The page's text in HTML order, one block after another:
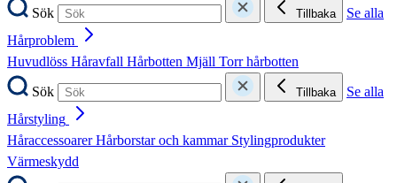
Sök
Tillbaka
Se alla
Hårproblem
Huvudlöss Håravfall Hårbotten Mjäll Torr hårbotten
Sök
Tillbaka
Se alla
Hårstyling
HåraccessoarerHårborstar och kammar Stylingprodukter
Värmeskydd